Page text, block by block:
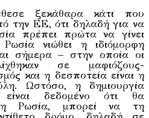
ξεκάθαρα κάτι που
την ΕΕ, ότι δηλαδή για να
πρέπει πρώτα να γίνει
νιώθει η ιδιόμορφη
σήμερα – στην οποία οι
σε μαφιόζους-
και η δεσποτεία είναι η
Ωστόσο, η δημιουργία
είναι δεδομένο ότι θα
τη Ρωσία, μπορεί να τη